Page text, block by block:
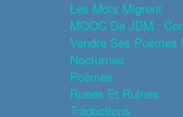
Les Mots Migrent
MOOC De JDM :
Vendre Ses Poèmes !
Nocturnes
Poèmes
Runes Et Ruines
Traductions